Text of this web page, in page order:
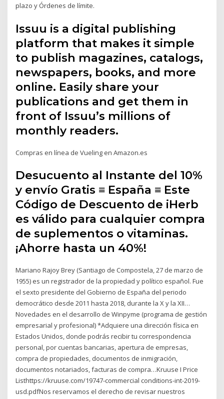
plazo y Órdenes de límite.
Issuu is a digital publishing
platform that makes it simple
to publish magazines, catalogs,
newspapers, books, and more
online. Easily share your
publications and get them in
front of Issuu’s millions of
monthly readers.
Compras en línea de Vueling en Amazon.es
Desucuento al Instante del 10%
y envío Gratis ≡ España ≡ Este
Código de Descuento de iHerb
es válido para cualquier compra
de suplementos o vitaminas.
¡Ahorre hasta un 40%!
Mariano Rajoy Brey (Santiago de Compostela, 27 de marzo de
1955) es un registrador de la propiedad y político español. Fue
el sexto presidente del Gobierno de España del periodo
democrático desde 2011 hasta 2018, durante la X y la XII…
Novedades en el desarrollo de Winpyme (programa de gestión
empresarial y profesional) *Adquiere una dirección física en
Estados Unidos, donde podrás recibir tu correspondencia
personal, por cuentas bancarias, apertura de empresas,
compra de propiedades, documentos de inmigración,
documentos notariados, facturas de compra…Kruuse I Price
Listhttps://kruuse.com/19747-commercial conditions-int-2019-
usd.pdfNos reservamos el derecho de revisar nuestros